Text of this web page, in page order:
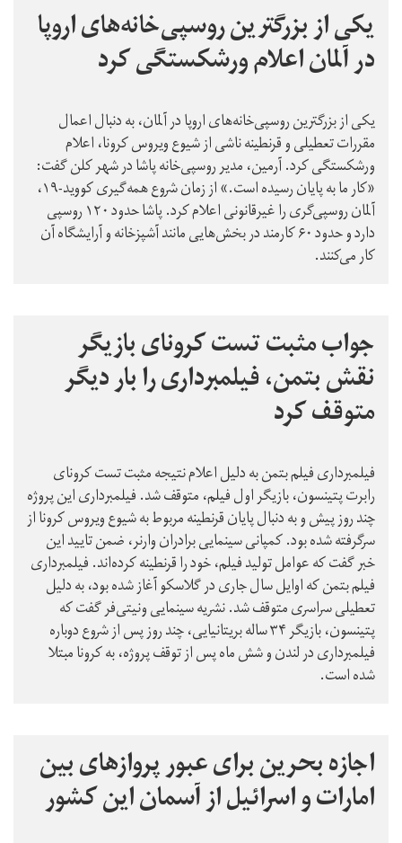
یکی از بزرگترین روسپی‌خانه‌های اروپا
در آلمان اعلام ورشکستگی کرد
یکی از بزرگترین روسپی‌خانه‌های اروپا در آلمان، به دنبال اعمال
مقررات تعطیلی و قرنطینه ناشی از شیوع ویروس کرونا، اعلام
ورشکستگی کرد. آرمین، مدیر روسپی‌خانه پاشا در شهر کلن گفت:‌
«کار ما به پایان رسیده است.» از زمان شروع همه‌گیری کووید-۱۹،
آلمان روسپی‌گری را غیرقانونی اعلام کرد. پاشا حدود ۱۲۰ روسپی
دارد و حدود ۶۰ کارمند در بخش‌هایی مانند آشپزخانه و آرایشگاه آن
کار می‌کنند.
جواب مثبت تست کرونای بازیگر
نقش بتمن، فیلمبرداری را بار دیگر
متوقف کرد
فیلمبرداری فیلم بتمن به دلیل اعلام نتیجه مثبت تست کرونای
رابرت پتینسون، بازیگر اول فیلم، متوقف شد. فیلمبرداری این پروژه
چند روز پیش و به دنبال پایان قرنطینه مربوط به شیوع ویروس کرونا از
سرگرفته شده بود. کمپانی سینمایی برادران وارنر، ضمن تایید این
خبر گفت که عوامل تولید فیلم، خود را قرنطینه کرده‌اند. فیلمبرداری
فیلم بتمن که اوایل سال جاری در گلاسکو آغاز شده بود، به دلیل
تعطیلی سراسری متوقف شد. نشریه سینمایی ونیتی‌فر گفت که
پتینسون، بازیگر ۳۴ ساله بریتانیایی، چند روز پس از شروع دوباره
فیلمبرداری در لندن و شش ماه پس از توقف پروژه، به کرونا مبتلا
شده است.
اجازه بحرین برای عبور پروازهای بین
امارات و اسرائیل از آسمان این کشور